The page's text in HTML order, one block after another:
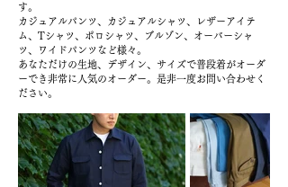
す。
カジュアルパンツ、カジュアルシャツ、レザーアイテ
ム、Tシャツ、ポロシャツ、ブルゾン、オーバーシャ
ツ、ワイドパンツなど様々。
​あなただけの生地、デザイン、サイズで普段着がオーダ
ーでき非常に人気のオーダー。是非一度お問い合わせく
ださい。